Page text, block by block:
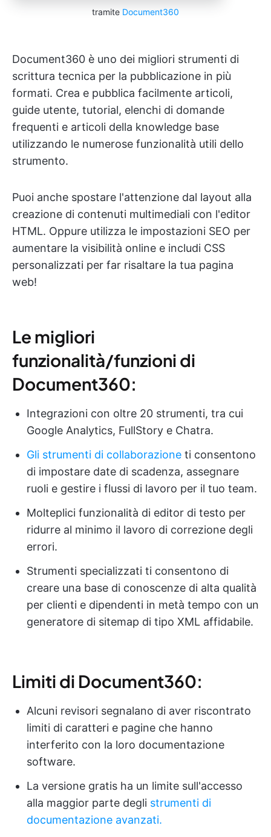
tramite Document360
Document360 è uno dei migliori strumenti di
scrittura tecnica per la pubblicazione in più
formati. Crea e pubblica facilmente articoli,
guide utente, tutorial, elenchi di domande
frequenti e articoli della knowledge base
utilizzando le numerose funzionalità utili dello
strumento.
Puoi anche spostare l'attenzione dal layout alla
creazione di contenuti multimediali con l'editor
HTML. Oppure utilizza le impostazioni SEO per
aumentare la visibilità online e includi CSS
personalizzati per far risaltare la tua pagina
web!
Le migliori
funzionalità/funzioni di
Document360:
Integrazioni con oltre 20 strumenti, tra cui
Google Analytics, FullStory e Chatra.
Gli strumenti di collaborazione ti consentono
di impostare date di scadenza, assegnare
ruoli e gestire i flussi di lavoro per il tuo team.
Molteplici funzionalità di editor di testo per
ridurre al minimo il lavoro di correzione degli
errori.
Strumenti specializzati ti consentono di
creare una base di conoscenze di alta qualità
per clienti e dipendenti in metà tempo con un
generatore di sitemap di tipo XML affidabile.
Limiti di Document360:
Alcuni revisori segnalano di aver riscontrato
limiti di caratteri e pagine che hanno
interferito con la loro documentazione
software.
La versione gratis ha un limite sull'accesso
alla maggior parte degli strumenti di
documentazione avanzati.